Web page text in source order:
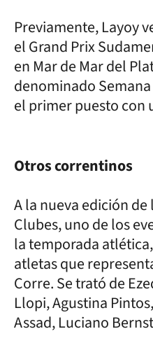
Previamente, Layoy
el Grand Prix
en Mar de Mar del
denominado
el primer puesto con
Otros correntinos
A la nueva edición
Clubes, uno de los
la temporada
atletas que
Corre. Se trató de
Llopi, Agustina
Assad, Luciano